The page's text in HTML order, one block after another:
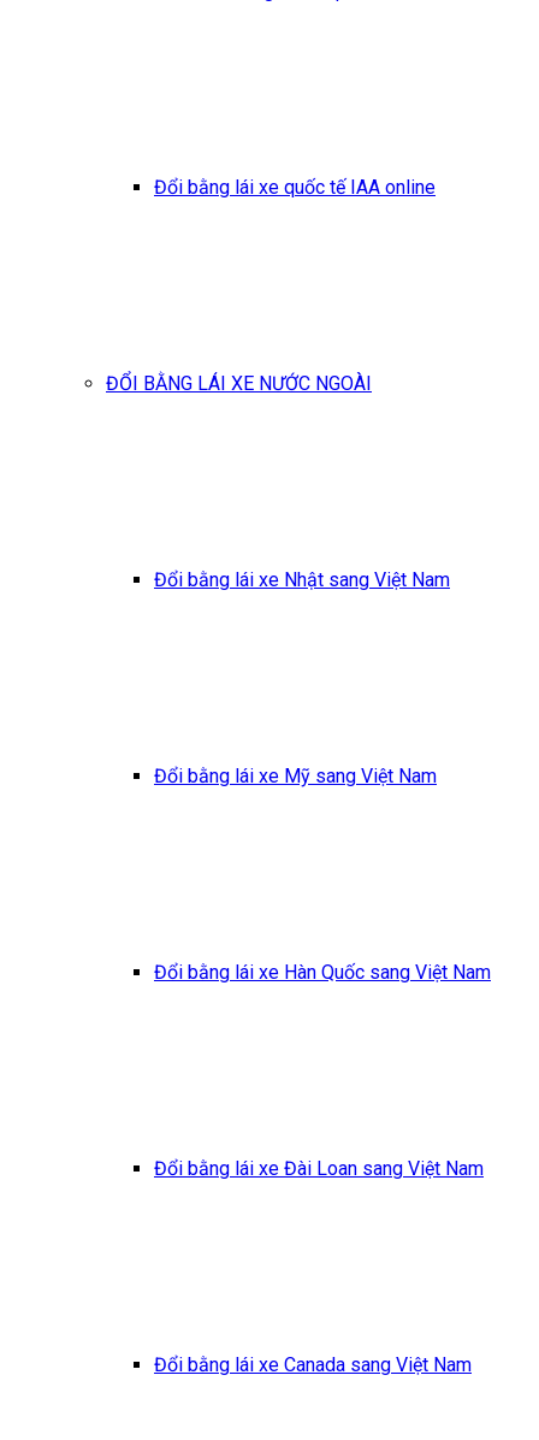
Đổi bằng lái xe quốc tế IAA online
ĐỔI BẰNG LÁI XE NƯỚC NGOÀI
Đổi bằng lái xe Nhật sang Việt Nam
Đổi bằng lái xe Mỹ sang Việt Nam
Đổi bằng lái xe Hàn Quốc sang Việt Nam
Đổi bằng lái xe Đài Loan sang Việt Nam
Đổi bằng lái xe Canada sang Việt Nam